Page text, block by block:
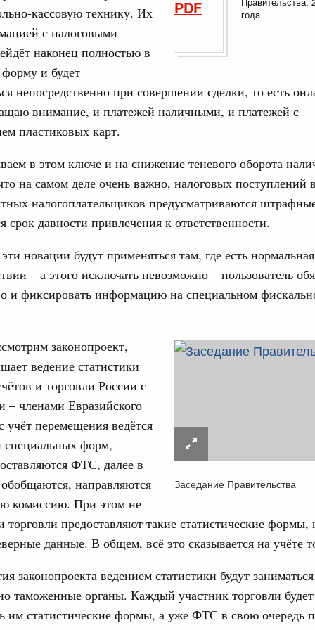
PDF
года
кассовую технику. Их
с налоговыми
наконец полностью в
и будет
непосредственно при совершении сделки, то есть
внимание, и платежей наличными, и платежей с
пластиковых карт.
в этом ключе и на снижение теневого оборота
на самом деле очень важно, налоговых поступлений
налогоплательщиков предусматриваются
срок давности привлечения к ответственности.
новации будут применяться там, где есть
– а этого исключать невозможно – пользователь
и фиксировать информацию на специальном
Заседание Правительства
законопроект,
ведение статистики
и торговли России с
– членами Евразийского
учёт перемещения ведётся
специальных форм,
ФТС, далее в
направляются
комиссию. При этом не
торговли предоставляют такие статистические формы,
данные. В общем, всё это сказывается на учёте
законопроекта ведением статистики будут заниматься
таможенные органы. Каждый участник торговли будет
им статистические формы, а уже ФТС в свою очередь
№15)
бюджетные ассигнования.
апреля, среда
№14)
вторник
№13)
четверг
№12)
четверг
№11)
понедельник
№10)
марта, четверг
№9)